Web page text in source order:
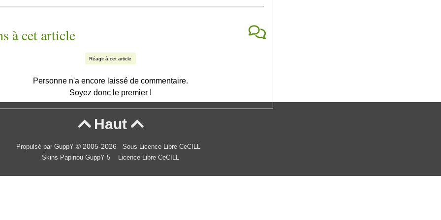
à cet article
Réagir à cet article
Personne n'a encore laissé de commentaire.
Soyez donc le premier !
Haut 
Propulsé par GuppY © 2005-2026
Sous Licence Libre CeCILL
Skins Papinou GuppY 5
Licence Libre CeCILL